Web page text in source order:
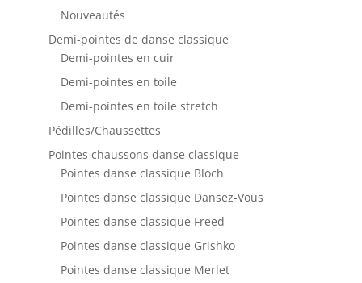
Nouveautés
Demi-pointes de danse classique
Demi-pointes en cuir
Demi-pointes en toile
Demi-pointes en toile stretch
Pédilles/Chaussettes
Pointes chaussons danse classique
Pointes danse classique Bloch
Pointes danse classique Dansez-Vous
Pointes danse classique Freed
Pointes danse classique Grishko
Pointes danse classique Merlet